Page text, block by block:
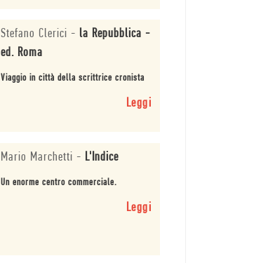
Stefano Clerici - la Repubblica -
ed. Roma
Viaggio in città della scrittrice cronista
Leggi
Mario Marchetti - L'Indice
Un enorme centro commerciale.
Leggi